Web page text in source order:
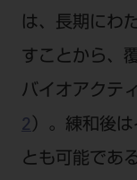
は、長期にわ
すことから、
バイオアクテ
2 ）。練和後
とも可能であ